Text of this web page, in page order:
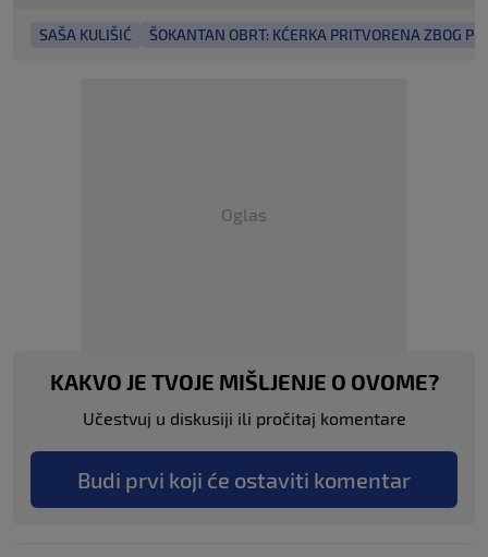
SAŠA KULIŠIĆ ŠOKANTAN OBRT: KĆERKA PRITVORENA ZBOG
Oglas
KAKVO JE TVOJE MIŠLJENJE O OVOME?
Učestvuj u diskusiji ili pročitaj komentare
Budi prvi koji će ostaviti komentar